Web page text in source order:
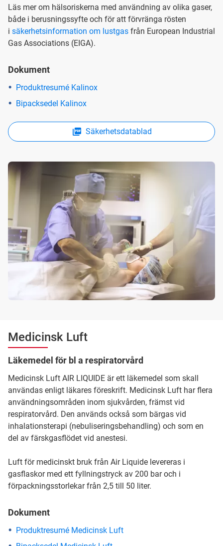
Läs mer om hälsoriskerna med användning av olika gaser,
både i berusningssyfte och för att förvränga rösten
i säkerhetsinformation om lustgas från European Industrial
Gas Associations (EIGA).
Dokument
Produktresumé Kalinox
Bipacksedel Kalinox
Säkerhetsdatablad
Medicinsk Luft
Läkemedel för bl a respiratorvård
Medicinsk Luft AIR LIQUIDE är ett läkemedel som skall
användas enligt läkares föreskrift. Medicinsk Luft har flera
användningsområden inom sjukvården, främst vid
respiratorvård. Den används också som bärgas vid
inhalationsterapi (nebuliseringsbehandling) och som en
del av färskgasflödet vid anestesi.
Luft för medicinskt bruk från Air Liquide levereras i
gasflaskor med ett fyllningstryck av 200 bar och i
förpackningsstorlekar från 2,5 till 50 liter.
Dokument
Produktresumé Medicinsk Luft